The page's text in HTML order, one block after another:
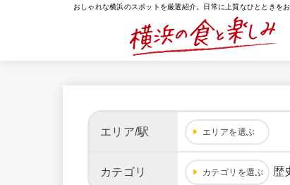
おしゃれな横浜のスポットを厳選紹介。日常に上質なひとときをお
エリア/駅 エリアを選ぶ
カテゴリ カテゴリを選ぶ 歴